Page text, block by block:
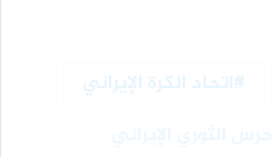
اتحاد الكرة الإيراني